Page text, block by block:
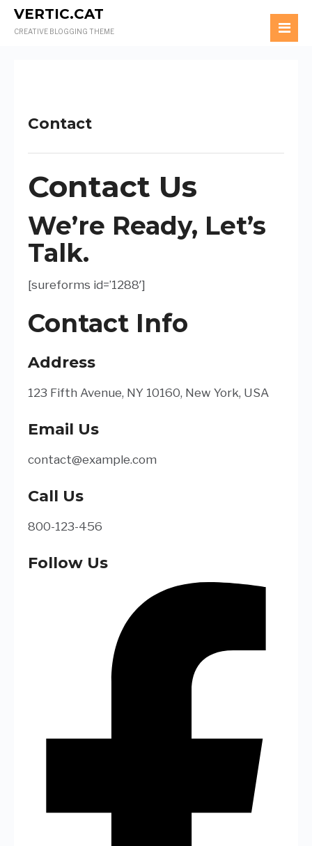
VERTIC.CAT
CREATIVE BLOGGING THEME
Contact
Contact Us
We’re Ready, Let’s
Talk.
[sureforms id=’1288′]
Contact Info
Address
123 Fifth Avenue, NY 10160, New York, USA
Email Us
contact@example.com​
Call Us
800-123-456
Follow Us